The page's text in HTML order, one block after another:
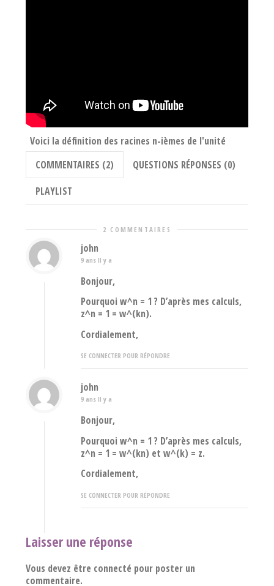
Voici la définition des racines n-ièmes de l'unité
COMMENTAIRES (2)
QUESTIONS RÉPONSES (0)
PLAYLIST
2 COMMENTAIRES
john
9 ans Il y a
Bonjour,
Pourquoi w^n = 1 ? D’après mes calculs,
z^n = 1 = w^(kn).
Cordialement,
SE CONNECTER POUR RÉPONDRE
john
9 ans Il y a
Bonjour,
Pourquoi w^n = 1 ? D’après mes calculs,
z^n = 1 = w^(kn) et w^(k) = z.
Cordialement,
SE CONNECTER POUR RÉPONDRE
Laisser une réponse
Vous devez être connecté pour poster un
commentaire.